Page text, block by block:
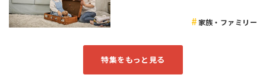
家族・ファミリー
特集をもっと見る